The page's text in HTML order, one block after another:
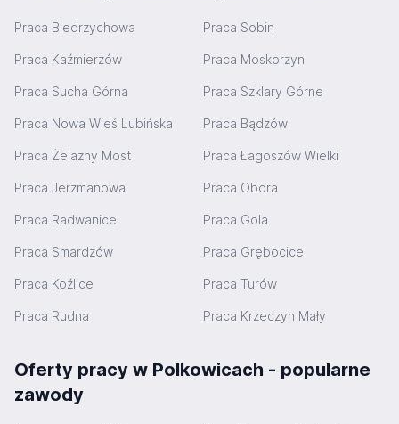
Praca Biedrzychowa Praca Sobin
Praca Kaźmierzów Praca Moskorzyn
Praca Sucha Górna Praca Szklary Górne
Praca Nowa Wieś Lubińska Praca Bądzów
Praca Żelazny Most Praca Łagoszów Wielki
Praca Jerzmanowa Praca Obora
Praca Radwanice Praca Gola
Praca Smardzów Praca Grębocice
Praca Koźlice Praca Turów
Praca Rudna Praca Krzeczyn Mały
Oferty pracy w Polkowicach - popularne
zawody